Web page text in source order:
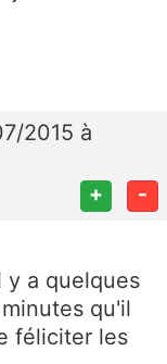
2015 à
+ -
y a quelques
qu'il
féliciter les